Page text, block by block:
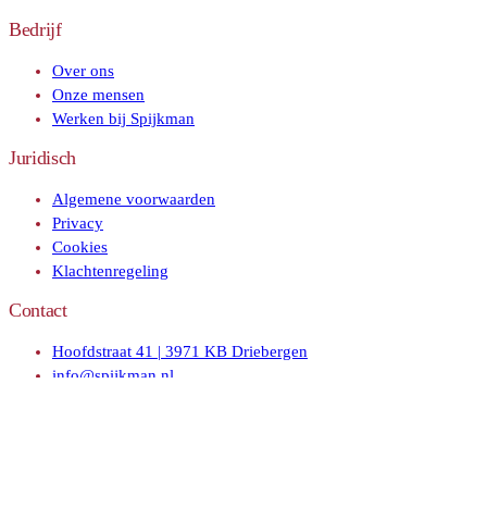
Bedrijf
Over ons
Onze mensen
Werken bij Spijkman
Juridisch
Algemene voorwaarden
Privacy
Cookies
Klachtenregeling
Contact
Hoofdstraat 41 | 3971 KB Driebergen
info@spijkman.nl